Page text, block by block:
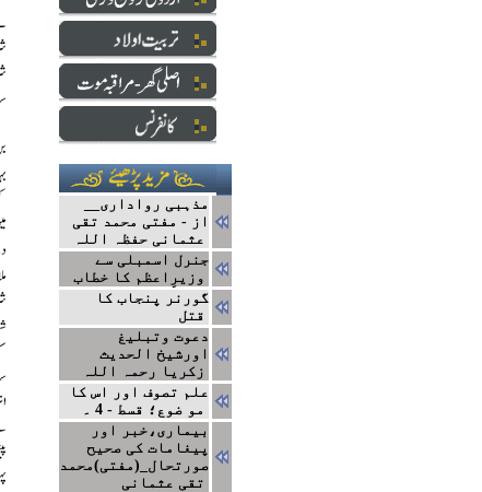
مذہبی رواداری__
از - مفتی محمد تقی
عثمانی حفظہ اللہ
جنرل اسمبلی سے
وزیرِاعظم کا خطاب
گورنر پنجاب کا
قتل
دعوت وتبلیغ
اورشیخ الحدیث
زکریا رحمہ اللہ
علم تصوف اور اس کا
مو ضوع؛ قسط - 4 ۔
بیماری،خبر اور
پیغامات کی صحیح
صورتحال_(مفتی)محمد
تقی عثمانی